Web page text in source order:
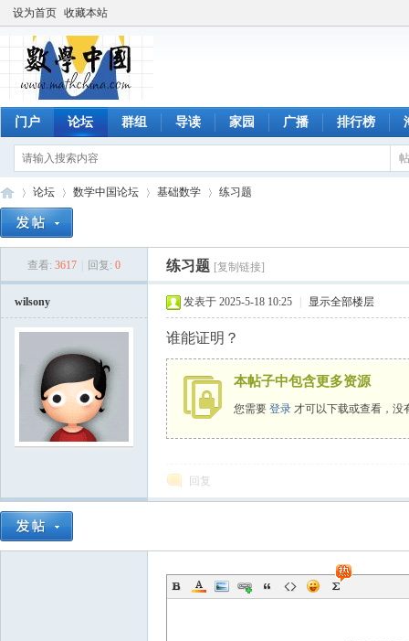
设为首页 收藏本站
门户 论坛 群组 导读 家园 广播 排行榜
论坛
›
数学中国论坛 基础数学
›
练习题
查看: 3617 回复: 0 练习题 [复制链接]
wilsony 发表于 2025-5-18 10:25 显示全部楼层
谁能证明？
本帖子中包含更多资源
您需要 登录 才可以下载或查看，没
回复